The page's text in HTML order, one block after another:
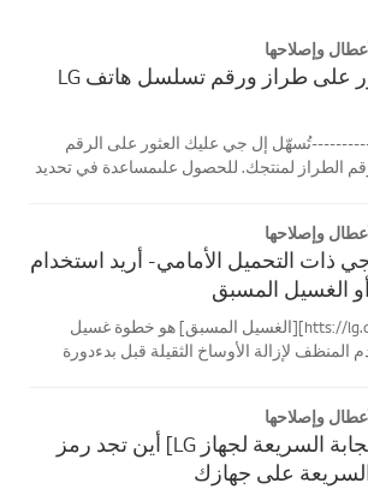
وإصلاحها
كيفية العثور على طراز ورقم تسلسل هاتف LG
تُسهّل إل جي عليك العثور على الرقم
الطراز لمنتجك. للحصول علىمساعدة في تحديد
ا...وإصلاحها
ذات التحميل الأمامي- أريد استخدام
أو الغسيل المسبق
[htts://lg.com/support][الغسيل المسبق] هو خطوة غسيل
لإزالة الأوساخ الثقيلة قبل بدءدورة
و...
وإصلاحها
[رمز الاستجابة السريعة لجهاز LG] أين تجد رمز
السريعة على جهازك